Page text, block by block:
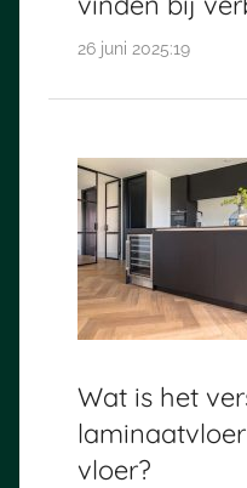
26 juni 2025:19
Wat is het
vloer?